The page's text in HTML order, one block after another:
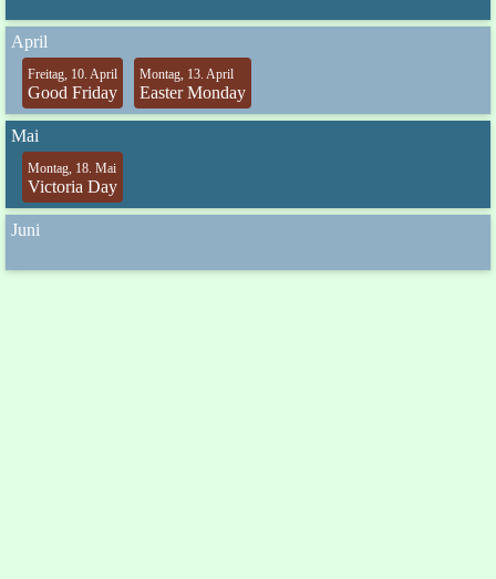
April
Freitag, 10. April
Good Friday
Montag, 13. April
Easter Monday
Mai
Montag, 18. Mai
Victoria Day
Juni